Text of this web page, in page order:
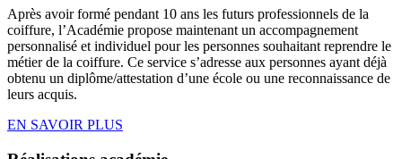
Après avoir formé pendant 10 ans les futurs professionnels de la
coiffure, l’Académie propose maintenant un accompagnement
personnalisé et individuel pour les personnes souhaitant reprendre le
métier de la coiffure. Ce service s’adresse aux personnes ayant déjà
obtenu un diplôme/attestation d’une école ou une reconnaissance de
leurs acquis.
EN SAVOIR PLUS